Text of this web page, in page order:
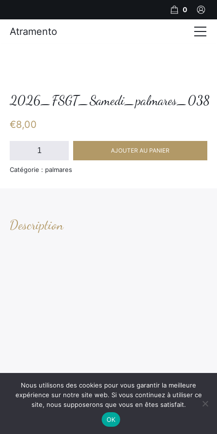
2026_FSGT_Samedi_palmares_038
€8,00
quantité
2026_FSGT_Samedi_palmares_038
AJOUTER AU PANIER
Catégorie : palmares
Description
0
Atramento
Photos
Nous utilisons des cookies pour vous garantir la meilleure
expérience sur notre site web. Si vous continuez à utiliser ce
site, nous supposerons que vous en êtes satisfait.
OK